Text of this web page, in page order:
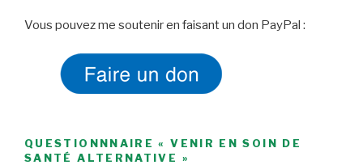
Vous pouvez me soutenir en faisant un don PayPal :
QUESTIONNNAIRE « VENIR EN SOIN DE
SANTÉ ALTERNATIVE »